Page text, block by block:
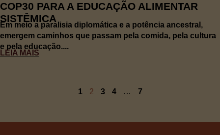
COP30 PARA A EDUCAÇÃO ALIMENTAR
SISTÊMICA
Em meio a paralisia diplomática e a potência ancestral,
emergem caminhos que passam pela comida, pela cultura
e pela educação....
LEIA MAIS
1 2 3 4 … 7